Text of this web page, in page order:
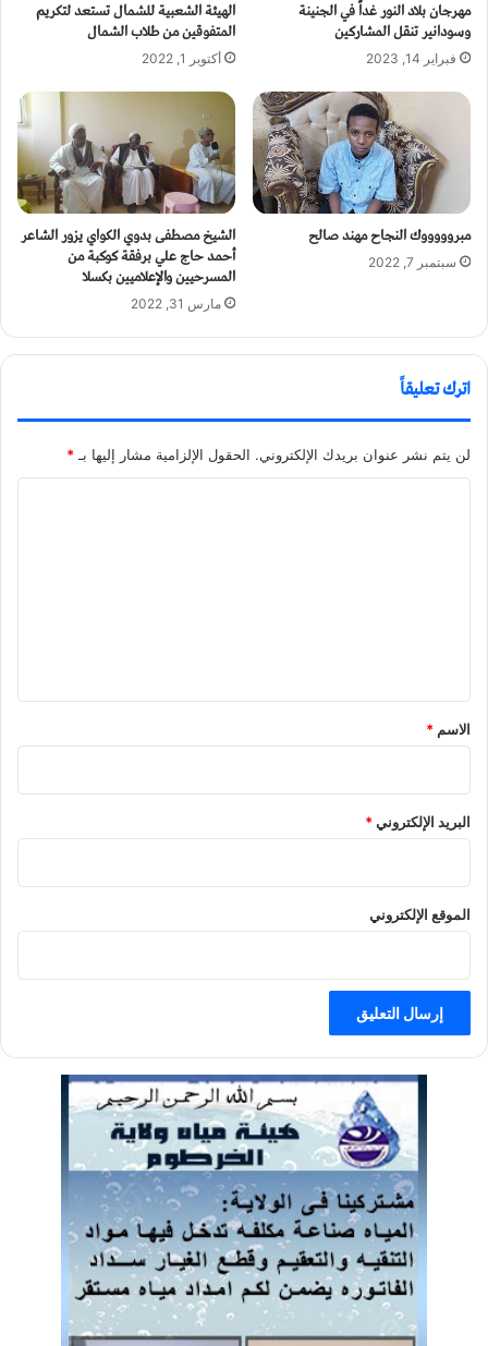
مهرجان بلاد النور غداً في الجنينة
وسودانير تنقل المشاركين
فبراير 14, 2023
الهيئة الشعبية للشمال تستعد لتكريم
المتفوقين من طلاب الشمال
أكتوبر 1, 2022
مبروووووك النجاح مهند صالح
سبتمبر 7, 2022
الشيخ مصطفى بدوي الكواي يزور الشاعر
أحمد حاج علي برفقة كوكبة من
المسرحيين والإعلاميين بكسلا
مارس 31, 2022
اترك تعليقاً
لن يتم نشر عنوان بريدك الإلكتروني. الحقول الإلزامية مشار إليها بـ *
الاسم *
البريد الإلكتروني*
الموقع الإلكتروني